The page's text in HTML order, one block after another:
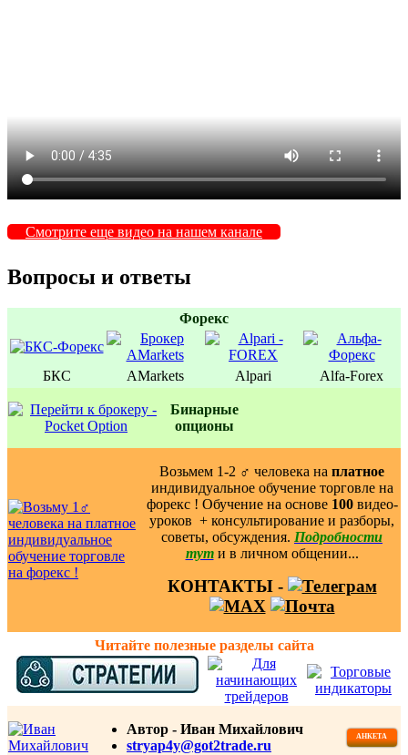
Смотрите еще видео на нашем канале
Вопросы и ответы
Форекс
БКС AMarkets Alpari Alfa-Forex
Бинаpные
oпционы
Возьмем 1-2 ‍♂️ человека на платное
индивидуальное обучение торговле на
форекс ! Обучение на основе 100видео-
уроков ️ + консультирование и разборы,
советы, обсуждения. Подробности
тут и в личном общении...
КОНТАКТЫ -
Читайте полезные разделы сайта
Автор - Иван Михайлович
stryap4y@got2trade.ru
АНКЕТА